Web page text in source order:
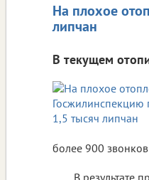
На плохое
липчан
В текущем
более 900
В результате